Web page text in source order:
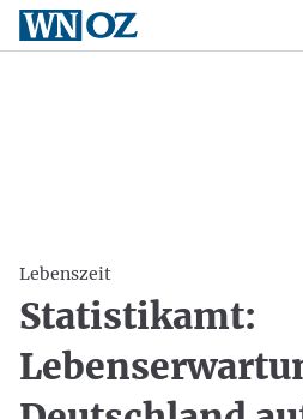
Lebenszeit
Statistikamt: